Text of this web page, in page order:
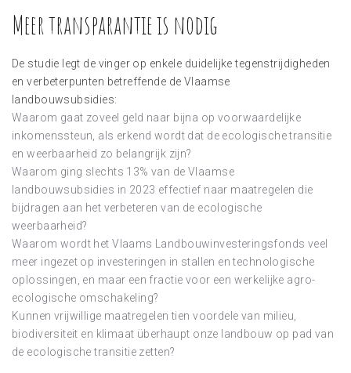
Meer transparantie is nodig
De studie legt de vinger op enkele duidelijke tegenstrijdigheden
en verbeterpunten betreffende de Vlaamse
landbouwsubsidies:
Waarom gaat zoveel geld naar bijna op voorwaardelijke
inkomenssteun, als erkend wordt dat de ecologische transitie
en weerbaarheid zo belangrijk zijn?
Waarom ging slechts 13% van de Vlaamse
landbouwsubsidies in 2023 effectief naar maatregelen die
bijdragen aan het verbeteren van de ecologische
weerbaarheid?
Waarom wordt het Vlaams Landbouwinvesteringsfonds veel
meer ingezet op investeringen in stallen en technologische
oplossingen, en maar een fractie voor een werkelijke agro-
ecologische omschakeling?
Kunnen vrijwillige maatregelen tien voordele van milieu,
biodiversiteit en klimaat überhaupt onze landbouw op pad van
de ecologische transitie zetten?